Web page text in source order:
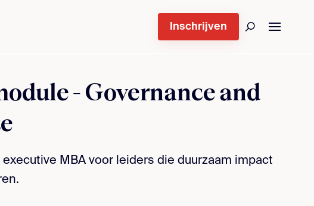
Inschrijven
- Governance and
MBA voor leiders die duurzaam impact